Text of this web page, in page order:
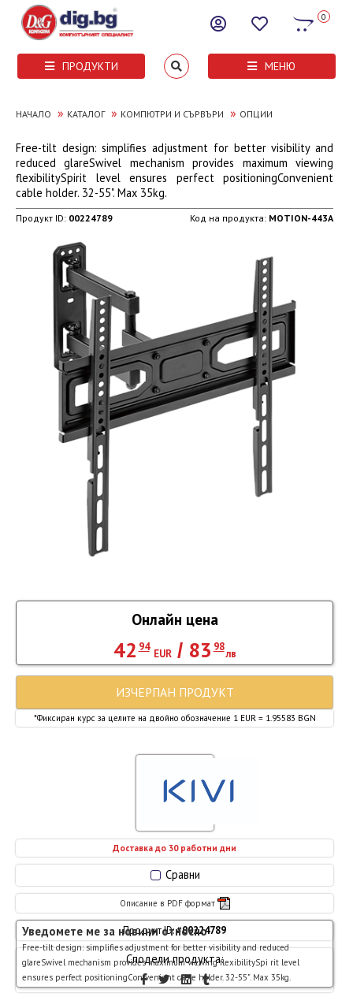
0
ПРОДУКТИ МЕНЮ
НАЧАЛО » КАТАЛОГ » КОМПЮТРИ И СЪРВЪРИ » ОПЦИИ
Free-tilt design: simplifies adjustment for better visibility and
reduced glareSwivel mechanism provides maximum viewing
flexibilitySpirit level ensures perfect positioningConvenient
cable holder. 32-55". Max 35kg.
Продукт ID: 00224789 Код на продукта: MOTION-443A
Сравни
Описание в PDF формат
Продукт ID: #00224789
Сподели продукта:
Доставка до 30 работни дни
Онлайн цена
42 94
EUR/ 83 98
лв
*Фиксиран курс за целите на двойно обозначение 1 EUR = 1.95583 BGN
ИЗЧЕРПАН ПРОДУКТ
Уведомете ме за новини относно
Free-tilt design: simplifies adjustment for better visibility and reduced
glareSwivel mechanism provides maximum viewing flexibilitySpi rit level
ensures perfect positioningCon venient cable holder. 32-55". Max 35kg.